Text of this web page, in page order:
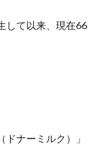
して以来、現在66
ナーミルク）」